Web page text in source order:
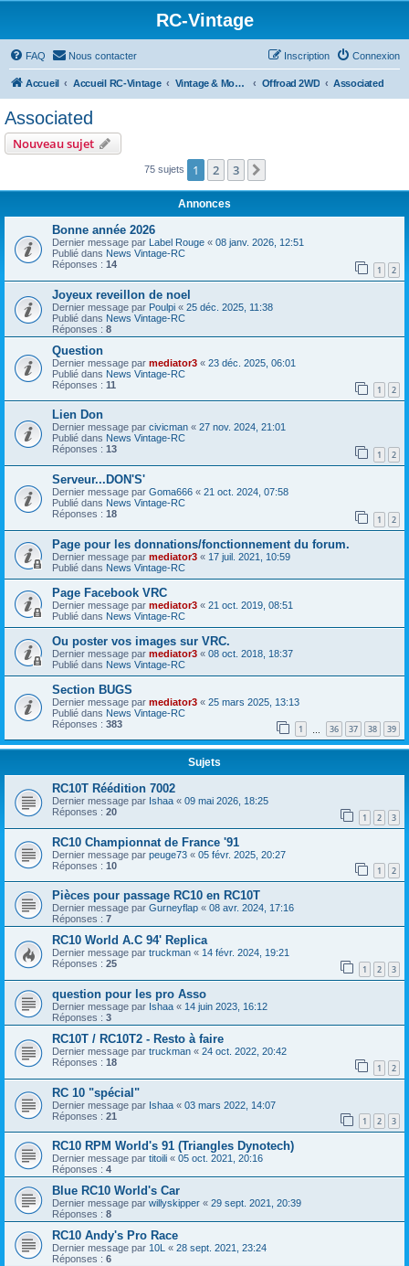
RC-Vintage
FAQ Nous contacter Connexion
Inscription
Accueil Accueil RC-Vintage Vintage & Moderne Offroad 2WD Associated
Associated
Nouveau sujet
75 sujets 1 2 3
Annonces
Bonne année 2026
Dernier message par Label Rouge « 08 janv. 2026, 12:51
Publié dans News Vintage-RC
Réponses : 14 1 2
Joyeux reveillon de noel
Dernier message par Poulpi « 25 déc. 2025, 11:38
Publié dans News Vintage-RC
Réponses : 8
Question
Dernier message par mediator3 « 23 déc. 2025, 06:01
Publié dans News Vintage-RC
Réponses : 11 1 2
Lien Don
Dernier message par civicman « 27 nov. 2024, 21:01
Publié dans News Vintage-RC
Réponses : 13 1 2
Serveur...DON'S'
Dernier message par Goma666 « 21 oct. 2024, 07:58
Publié dans News Vintage-RC
Réponses : 18 1 2
Page pour les donnations/fonctionnement du forum.
Dernier message par mediator3 « 17 juil. 2021, 10:59
Publié dans News Vintage-RC
Page Facebook VRC
Dernier message par mediator3 « 21 oct. 2019, 08:51
Publié dans News Vintage-RC
Ou poster vos images sur VRC.
Dernier message par mediator3 « 08 oct. 2018, 18:37
Publié dans News Vintage-RC
Section BUGS
Dernier message par mediator3 « 25 mars 2025, 13:13
Publié dans News Vintage-RC
Réponses : 383 1 36 37 38 39
Sujets
RC10T Réédition 7002
Dernier message par Ishaa « 09 mai 2026, 18:25
Réponses : 20 1 2 3
RC10 Championnat de France '91
Dernier message par peuge73 « 05 févr. 2025, 20:27
Réponses : 10 1 2
Pièces pour passage RC10 en RC10T
Dernier message par Gurneyflap « 08 avr. 2024, 17:16
Réponses : 7
RC10 World A.C 94' Replica
Dernier message par truckman « 14 févr. 2024, 19:21
Réponses : 25 1 2 3
question pour les pro Asso
Dernier message par Ishaa « 14 juin 2023, 16:12
Réponses : 3
RC10T / RC10T2 - Resto à faire
Dernier message par truckman « 24 oct. 2022, 20:42
Réponses : 18 1 2
RC 10 "spécial"
Dernier message par Ishaa « 03 mars 2022, 14:07
Réponses : 21 1 2 3
RC10 RPM World's 91 (Triangles Dynotech)
Dernier message par titoili « 05 oct. 2021, 20:16
Réponses : 4
Blue RC10 World's Car
Dernier message par willyskipper « 29 sept. 2021, 20:39
Réponses : 8
RC10 Andy's Pro Race
Dernier message par 10L « 28 sept. 2021, 23:24
Réponses : 6